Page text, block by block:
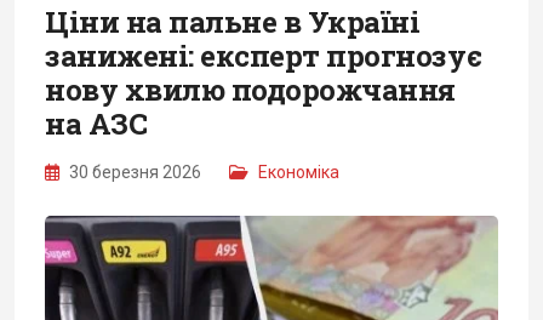
Ціни на пальне в Україні
занижені: експерт прогнозує
нову хвилю подорожчання
на АЗС
30 березня 2026 Економіка